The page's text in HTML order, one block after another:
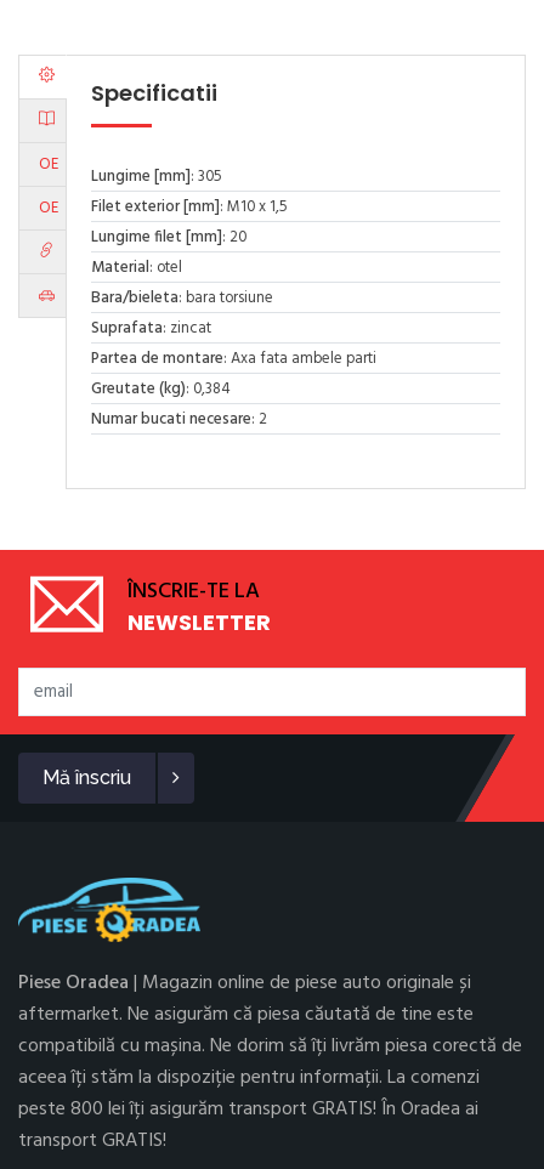
OE
OE
Specificatii
Lungime [mm]: 305
Filet exterior [mm]: M10 x 1,5
Lungime filet [mm]: 20
Material: otel
Bara/bieleta: bara torsiune
Suprafata: zincat
Partea de montare: Axa fata ambele parti
Greutate (kg): 0,384
Numar bucati necesare: 2
ÎNSCRIE-TE LA
NEWSLETTER
Mă înscriu
Piese Oradea| Magazin online de piese auto originale și
aftermarket. Ne asigurăm că piesa căutată de tine este
compatibilă cu mașina. Ne dorim să îți livrăm piesa corectă de
aceea îți stăm la dispoziție pentru informații. La comenzi
peste 800 lei îți asigurăm transport GRATIS! În Oradea ai
transport GRATIS!